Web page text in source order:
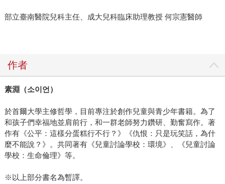
部立臺南醫院兒科主任、成大兒科臨床助理教授 何宗憲醫師
作者
素淵（소이언 ）
於首爾大學主修哲學，目前專注於創作兒童與青少年書籍。為了
和孩子們幸福地並肩前行，和一群老師努力鑽研、勤奮寫作。著
作有《公平：這樣分蛋糕行不行？》《仇恨：只是玩笑話，為什
麼不能說？》。共同著有《兒童討論學校：環境》、《兒童討論
學校：生命倫理》等。
※以上部分書名為暫譯。